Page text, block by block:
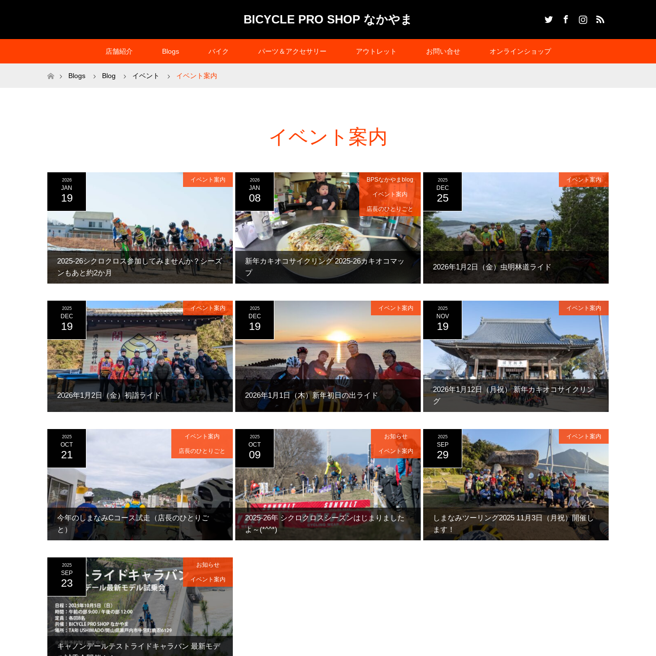
BICYCLE PRO SHOP なかやま
店舗紹介 Blogs バイク パーツ＆アクセサリー アウトレット お問い合せ オンラインショップ
ホームBlogs Blog イベント イベント案内
イベント案内
2025-26シクロクロス参加してみませんか？シーズ
ンもあと約2か月
2026
JAN
19
イベント案内
新年カキオコサイクリング 2025-26カキオコマッ
プ
2026
JAN
08
BPSなかやまblog
イベント案内
店長のひとりごと
2026年1月2日（金）虫明林道ライド
2025
DEC
25
イベント案内
2026年1月2日（金）初詣ライド
2025
DEC
19
イベント案内
2026年1月1日（木）新年初日の出ライド
2025
DEC
19
イベント案内
2026年1月12日（月祝） 新年カキオコサイクリン
グ
2025
NOV
19
イベント案内
今年のしまなみCコース試走（店長のひとりご
と）
2025
OCT
21
イベント案内
店長のひとりごと
2025-26年 シクロクロスシーズンはじまりました
よ～(*^^*)
2025
OCT
09
お知らせ
イベント案内
しまなみツーリング2025 11月3日（月祝）開催し
ます！
2025
SEP
29
イベント案内
キャノンデールテストライドキャラバン 最新モデ
2025
SEP
23
お知らせ
イベント案内